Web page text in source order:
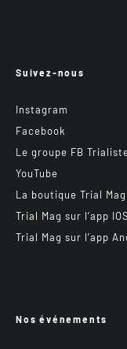
Suivez-nous
Instagram
Facebook
Le groupe FB
YouTube
La boutique Trial Mag
Trial Mag sur l’app IOS
Trial Mag sur l’app
Nos événements